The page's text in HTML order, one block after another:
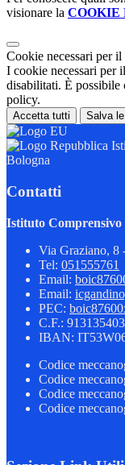
visionare la COOKIE
Cookie necessari per
I cookie necessari per
disabilitati. È possibile
policy.
Accetta tutti Salva
Bologna
Contatti
Istituto
Via Graziano,
Tel: 051555761
Email:
Email:
PEC:
C.F.:
IBAN:
Codice
Codice
Codice
Codice